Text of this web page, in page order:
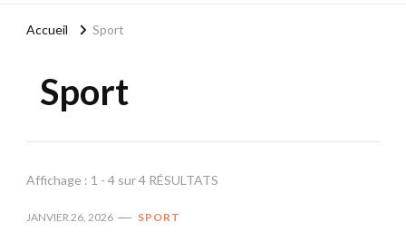
Accueil Sport
Sport
Affichage : 1 - 4 sur 4 RÉSULTATS
JANVIER 26, 2026 SPORT